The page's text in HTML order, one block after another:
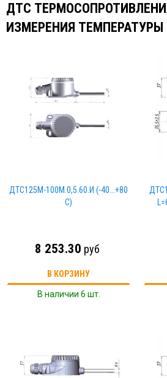
ДТС
ИЗМЕРЕНИЯ
ДТС125М-100М.0,5.60.И (-40...+80
С)
8 253.30 руб
В КОРЗИНУ
В наличии 6 шт.